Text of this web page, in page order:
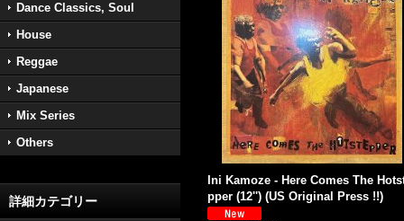
Dance Classics, Soul
House
Reggae
Japanese
Mix Series
Others
詳細カテゴリー
Ini Kamoze - Here Comes The
pper (12'') (US Original Press !!)